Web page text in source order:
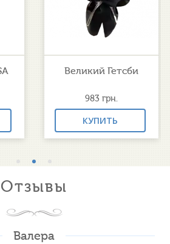
Великий Гетсби
983 грн.
КУПИТЬ
Отзывы
Валера